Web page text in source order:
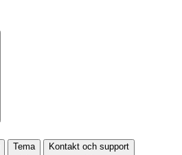
Tema Kontakt och support